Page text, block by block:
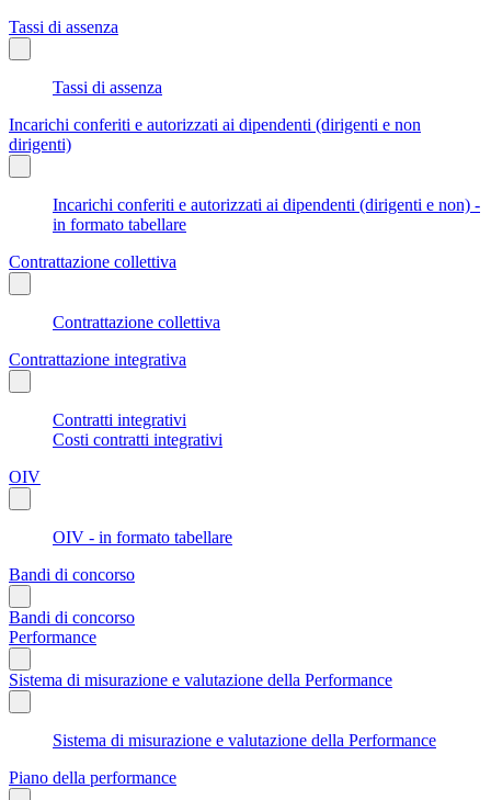
Tassi di assenza
Tassi di assenza
Incarichi conferiti e autorizzati ai dipendenti (dirigenti e non
dirigenti)
Incarichi conferiti e autorizzati ai dipendenti (dirigenti e non) -
in formato tabellare
Contrattazione collettiva
Contrattazione collettiva
Contrattazione integrativa
Contratti integrativi
Costi contratti integrativi
OIV
OIV - in formato tabellare
Bandi di concorso
Bandi di concorso
Performance
Sistema di misurazione e valutazione della Performance
Sistema di misurazione e valutazione della Performance
Piano della performance